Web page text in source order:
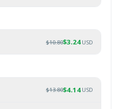
$10.80$3.24 USD
$13.80$4.14 USD